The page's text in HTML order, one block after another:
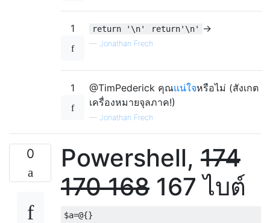
1 return '\n' return'\n' ->
— Jonathan Frech
1 @TimPederick คุณแน่ใจหรือไม่ (สังเกต
เครื่องหมายจุลภาค!)
— Jonathan Frech
0 Powershell, 174
170168 167 ไบต์
$a=@{}